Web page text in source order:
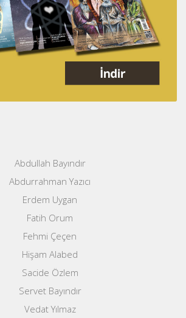
Abdullah Bayındır
Abdurrahman Yazıcı
Erdem Uygan
Fatih Orum
Fehmi Çeçen
Hişam Alabed
Sacide Özlem
Servet Bayındır
Vedat Yılmaz